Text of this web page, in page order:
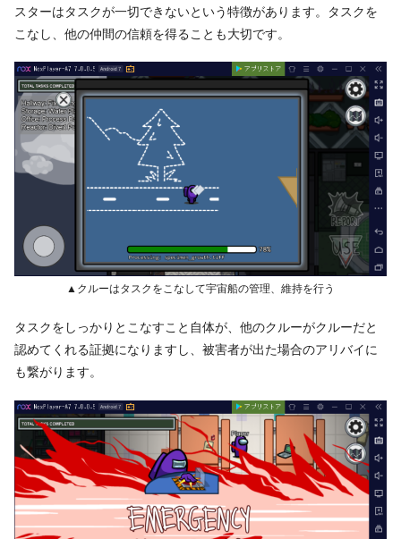
スターはタスクが一切できないという特徴があります。タスクを
こなし、他の仲間の信頼を得ることも大切です。
▲クルーはタスクをこなして宇宙船の管理、維持を行う
タスクをしっかりとこなすこと自体が、他のクルーがクルーだと
認めてくれる証拠になりますし、被害者が出た場合のアリバイに
も繋がります。